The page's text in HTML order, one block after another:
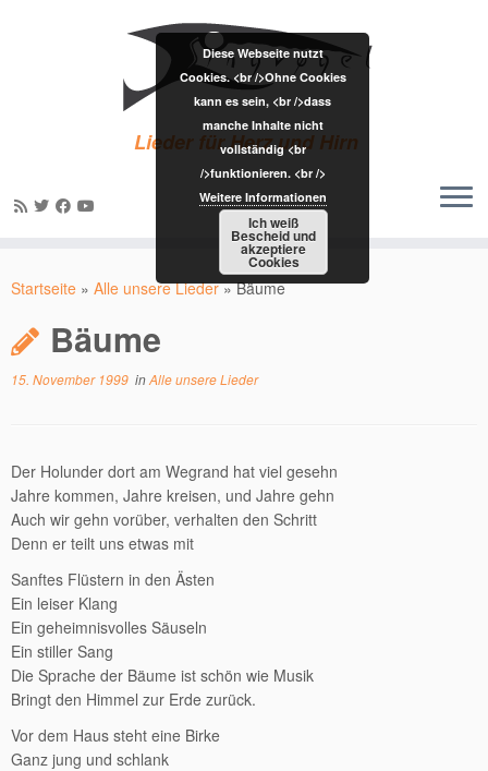
Inhalt
Lieder für Herz und Hirn
Startseite » Alle unsere Lieder » Bäume
Bäume
15. November 1999 inAlle unsere Lieder
Der Holunder dort am Wegrand hat viel gesehn
Jahre kommen, Jahre kreisen, und Jahre gehn
Auch wir gehn vorüber, verhalten den Schritt
Denn er teilt uns etwas mit
Sanftes Flüstern in den Ästen
Ein leiser Klang
Ein geheimnisvolles Säuseln
Ein stiller Sang
Die Sprache der Bäume ist schön wie Musik
Bringt den Himmel zur Erde zurück.
Vor dem Haus steht eine Birke
Ganz jung und schlank
Diese Webseite nutzt
Cookies. <br />Ohne Cookies
kann es sein, <br />dass
manche Inhalte nicht
vollständig <br
/>funktionieren. <br />
Weitere Informationen
Ich weiß
Bescheid und
akzeptiere
Cookies